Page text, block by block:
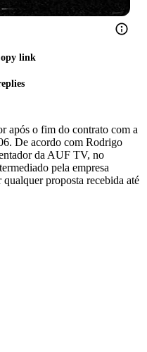
link
após o fim do contrato com a
De acordo com Rodrigo
da AUF TV, no
pela empresa
proposta recebida até